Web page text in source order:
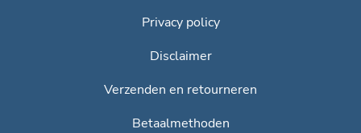
Privacy policy
Disclaimer
Verzenden en retourneren
Betaalmethoden